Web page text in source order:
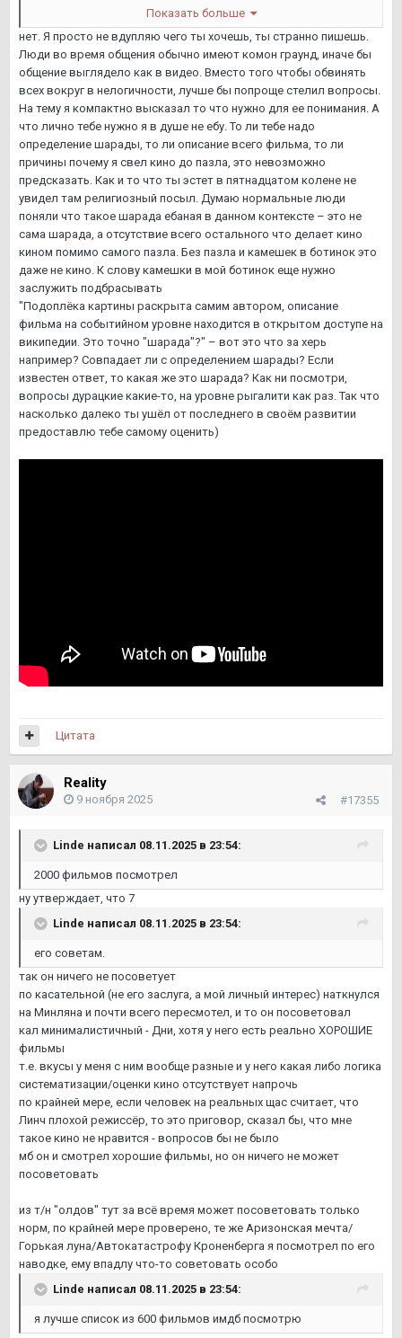
Тебя на просьбу рассказать поподробнее, раскрыть свой
тезис относительно творчества Триера прорвало потоком
сознания на тему того, какой Триер плохой. Прямо как
рагуля прорвало на защиту Линча, когда ему
инкриминировалось, что он носится с ним как с писаной
торбой) "Сюрреализм", так называемый, гг.
Насколько далеко ты ушёл от последнего в своём
развитии предоставлю тебе самому оценить)
Показать больше
нет. Я просто не вдупляю чего ты хочешь, ты странно пишешь.
Люди во время общения обычно имеют комон граунд, иначе бы
общение выглядело как в видео. Вместо того чтобы обвинять
всех вокруг в нелогичности, лучше бы попроще стелил вопросы.
На тему я компактно высказал то что нужно для ее понимания. А
что лично тебе нужно я в душе не ебу. То ли тебе надо
определение шарады, то ли описание всего фильма, то ли
причины почему я свел кино до пазла, это невозможно
предсказать. Как и то что ты эстет в пятнадцатом колене не
увидел там религиозный посыл. Думаю нормальные люди
поняли что такое шарада ебаная в данном контексте – это не
сама шарада, а отсутствие всего остального что делает кино
кином помимо самого пазла. Без пазла и камешек в ботинок это
даже не кино. К слову камешки в мой ботинок еще нужно
заслужить подбрасывать
"Подоплёка картины раскрыта самим автором, описание
фильма на событийном уровне находится в открытом доступе на
википедии. Это точно "шарада"?" – вот это что за херь
например? Совпадает ли с определением шарады? Если
известен ответ, то какая же это шарада? Как ни посмотри,
вопросы дурацкие какие-то, на уровне рыгалити как раз. Так что
насколько далеко ты ушёл от последнего в своём развитии
предоставлю тебе самому оценить)
Цитата
Reality
#17355
9 ноября 2025
Linde написал 08.11.2025 в 23:54:
2000 фильмов посмотрел
ну утверждает, что 7
Linde написал 08.11.2025 в 23:54:
его советам.
так он ничего не посоветует
по касательной (не его заслуга, а мой личный интерес) наткнулся
на Минляна и почти всего пересмотел, и то он посоветовал
кал минималистичный - Дни, хотя у него есть реально ХОРОШИЕ
фильмы
т.е. вкусы у меня с ним вообще разные и у него какая либо логика
систематизации/оценки кино отсутствует напрочь
по крайней мере, если человек на реальных щас считает, что
Линч плохой режиссёр, то это приговор, сказал бы, что мне
такое кино не нравится - вопросов бы не было
мб он и смотрел хорошие фильмы, но он ничего не может
посоветовать
из т/н "олдов" тут за всё время может посоветовать только
норм, по крайней мере проверено, те же Аризонская мечта/
Горькая луна/Автокатастрофу Кроненберга я посмотрел по его
наводке, ему впадлу что-то советовать особо
Linde написал 08.11.2025 в 23:54:
я лучше список из 600 фильмов имдб посмотрю